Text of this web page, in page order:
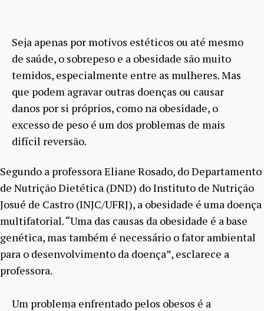
Seja apenas por motivos estéticos ou até mesmo
de saúde, o sobrepeso e a obesidade são muito
temidos, especialmente entre as mulheres. Mas
que podem agravar outras doenças ou causar
danos por si próprios, como na obesidade, o
excesso de peso é um dos problemas de mais
difícil reversão.
Segundo a professora Eliane Rosado, do Departamento
de Nutrição Dietética (DND) do Instituto de Nutrição
Josué de Castro (INJC/UFRJ), a obesidade é uma doença
multifatorial. “Uma das causas da obesidade é a base
genética, mas também é necessário o fator ambiental
para o desenvolvimento da doença”, esclarece a
professora.
Um problema enfrentado pelos obesos é a